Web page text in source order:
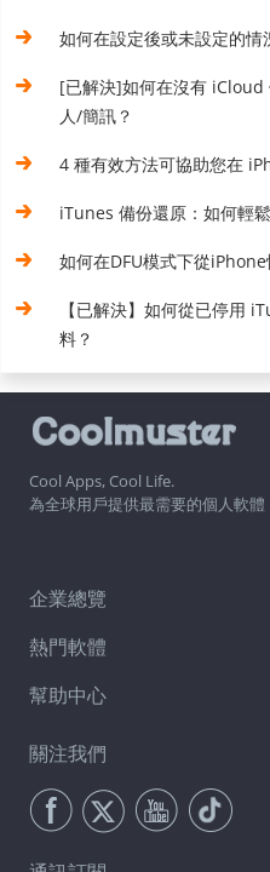
如何在設定後或未設定的
[已解決]如何在沒有
人/簡訊？
4 種有效方法可協助您在
iTunes 備份還原：如何輕
如何在DFU模式下從
【已解決】如何從已停用
料？
Cool Apps, Cool Life.
為全球用戶提供最需要的個人軟體
企業總覽
熱門軟體
幫助中心
關注我們